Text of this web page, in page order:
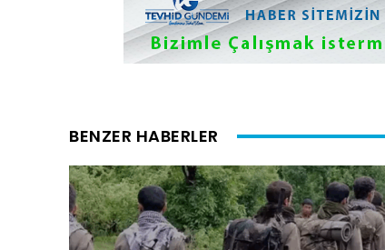
BENZER HABERLER